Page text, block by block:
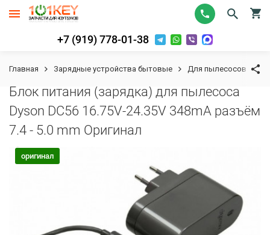
+7 (919) 778-01-38
Главная Зарядные устройства бытовые Для пылесосов
Блок питания (зарядка) для пылесоса
Dyson DC56 16.75V-24.35V 348mA разъём
7.4 - 5.0 mm Оригинал
К сравнению
оригинал